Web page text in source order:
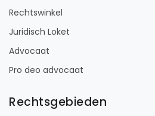
Rechtswinkel
Juridisch Loket
Advocaat
Pro deo advocaat
Rechtsgebieden